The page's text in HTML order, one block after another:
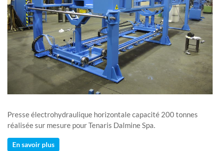
Presse électrohydraulique horizontale capacité 200 tonnes
réalisée sur mesure pour Tenaris Dalmine Spa.
En savoir plus